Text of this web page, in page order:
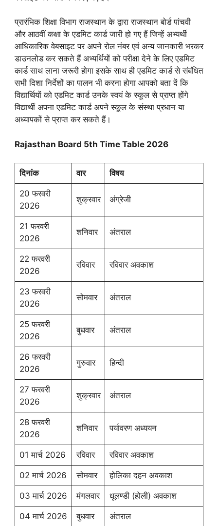
प्रारंभिक शिक्षा विभाग राजस्थान के द्वारा राजस्थान बोर्ड पांचवी
और आठवीं कक्षा के एडमिट कार्ड जारी हो गए हैं जिन्हें अभ्यर्थी
आधिकारिक वेबसाइट पर अपने रोल नंबर एवं अन्य जानकारी भरकर
डाउनलोड कर सकते हैं अभ्यर्थियों को परीक्षा देने के लिए एडमिट
कार्ड साथ लाना जरूरी होगा इसके साथ ही एडमिट कार्ड से संबंधित
सभी दिशा निर्देशों का पालन भी करना होगा आपको बता दें कि
विद्यार्थियों को एडमिट कार्ड उनके स्वयं के स्कूल से प्राप्त होंगे
विद्यार्थी अपना एडमिट कार्ड अपने स्कूल के संस्था प्रधान या
अध्यापकों से प्राप्त कर सकते हैं।
Rajasthan Board 5th Time Table 2026
दिनांक वार विषय
20 फरवरी
2026
शुक्रवार अंग्रेजी
21 फरवरी
2026
शनिवार अंतराल
22 फरवरी
2026
रविवार रविवार अवकाश
23 फरवरी
2026
सोमवार अंतराल
25 फरवरी
2026
बुधवार अंतराल
26 फरवरी
2026
गुरुवार हिन्दी
27 फरवरी
2026
शुक्रवार अंतराल
28 फरवरी
2026
शनिवार पर्यावरण अध्ययन
01 मार्च 2026 रविवार रविवार अवकाश
02 मार्च 2026 सोमवार होलिका दहन अवकाश
03 मार्च 2026 मंगलवार धूलण्डी (होली) अवकाश
04 मार्च 2026 बुधवार अंतराल